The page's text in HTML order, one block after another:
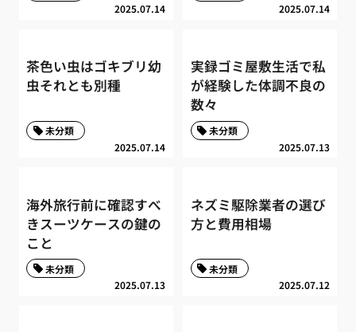
2025.07.14 2025.07.14
茶色い虫はゴキブリ幼
虫それとも別種
2025.07.14
未分類
実録ゴミ屋敷生活で私
が経験した体調不良の
数々
2025.07.13
未分類
海外旅行前に確認すべ
きスーツケースの鍵の
こと
2025.07.13
未分類
ネズミ駆除業者の選び
方と費用相場
2025.07.12
未分類